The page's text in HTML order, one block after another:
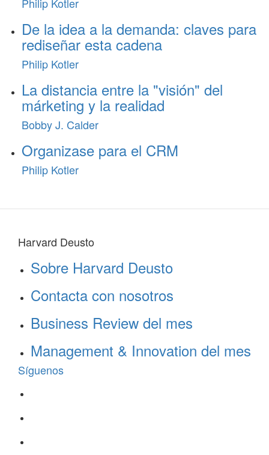
Philip Kotler
De la idea a la demanda: claves para
rediseñar esta cadena
Philip Kotler
La distancia entre la "visión" del
márketing y la realidad
Bobby J. Calder
Organizase para el CRM
Philip Kotler
Harvard Deusto
Sobre Harvard Deusto
Contacta con nosotros
Business Review del mes
Management & Innovation del mes
Síguenos